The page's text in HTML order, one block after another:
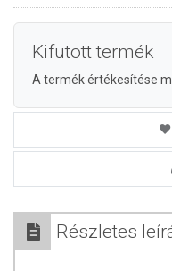
Kifutott termék
A termék értékesítése
Részletes